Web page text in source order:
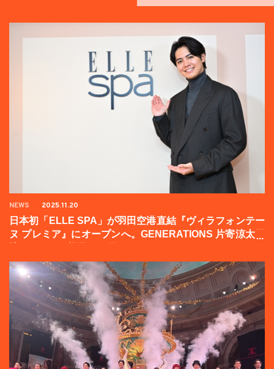
NEWS 2025.11.20
日本初「ELLE SPA」が羽田空港直結『ヴィラフォンテー
ヌ プレミア』にオープンへ。GENERATIONS 片寄涼太登